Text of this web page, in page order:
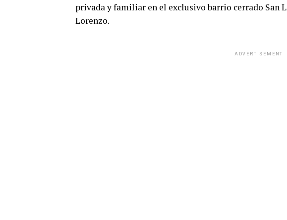
privada y familiar en el exclusivo barrio cerrado San
Lorenzo.
ADVERTISEMENT